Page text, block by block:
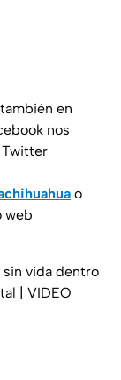
en
nos
Twitter
o
web
sin vida dentro
| VIDEO